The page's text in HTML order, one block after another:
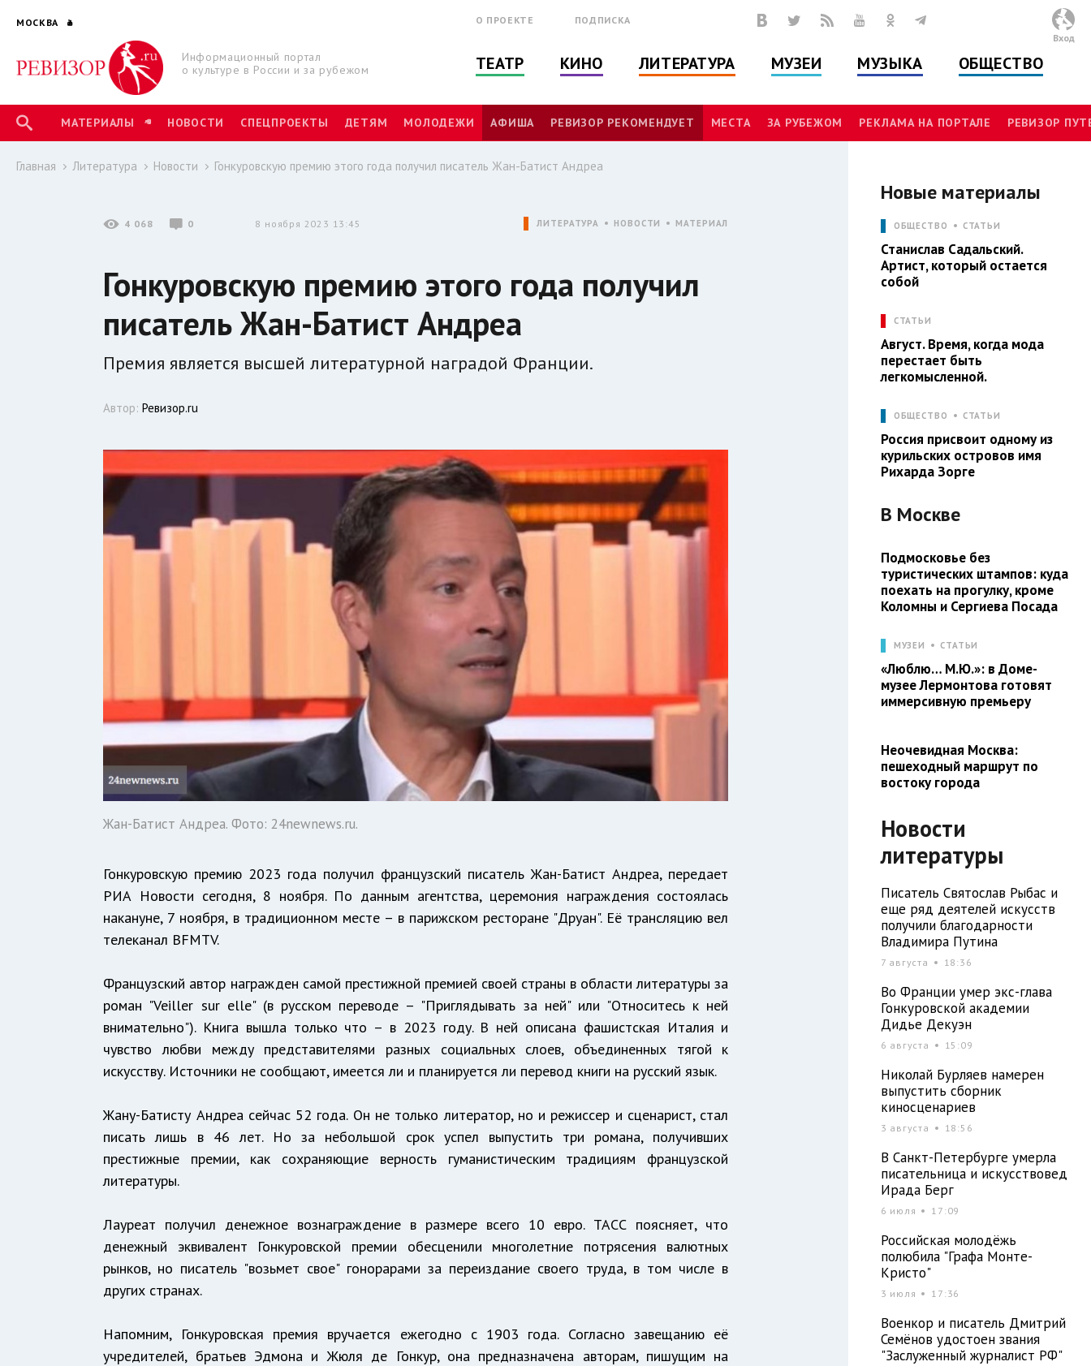
МОСКВА
Информационный портал
о культуре в России и за рубежом
О ПРОЕКТЕ ПОДПИСКА
ТЕАТР КИНО ЛИТЕРАТУРА МУЗЕИ МУЗЫКА ОБЩЕСТВО
Вход
МАТЕРИАЛЫ НОВОСТИ СПЕЦПРОЕКТЫ ДЕТЯМ МОЛОДЕЖИ АФИША РЕВИЗОР РЕКОМЕНДУЕТ МЕСТА ЗА РУБЕЖОМ РЕКЛАМА НА ПОРТАЛЕ РЕВИЗОР
Главная Литература Новости Гонкуровскую премию этого года получил писатель Жан-Батист Андреа
4 068 0 8 ноября 2023 13:45 ЛИТЕРАТУРА НОВОСТИ МАТЕРИАЛ
Гонкуровскую премию этого года получил
писатель Жан-Батист Андреа
Премия является высшей литературной наградой Франции.
Автор:Ревизор.ru
Жан-Батист Андреа. Фото: 24newnews.ru.
Гонкуровскую премию 2023 года получил французский писатель Жан-Батист Андреа, передает
РИА Новости сегодня, 8 ноября. По данным агентства, церемония награждения состоялась
накануне, 7 ноября, в традиционном месте – в парижском ресторане "Друан". Её трансляцию вел
телеканал BFMTV.
Французский автор награжден самой престижной премией своей страны в области литературы за
роман "Veiller sur elle" (в русском переводе – "Приглядывать за ней" или "Относитесь к ней
внимательно"). Книга вышла только что – в 2023 году. В ней описана фашистская Италия и
чувство любви между представителями разных социальных слоев, объединенных тягой к
искусству. Источники не сообщают, имеется ли и планируется ли перевод книги на русский язык.
Жану-Батисту Андреа сейчас 52 года. Он не только литератор, но и режиссер и сценарист, стал
писать лишь в 46 лет. Но за небольшой срок успел выпустить три романа, получивших
престижные премии, как сохраняющие верность гуманистическим традициям французской
литературы.
Лауреат получил денежное вознаграждение в размере всего 10 евро. ТАСС поясняет, что
денежный эквивалент Гонкуровской премии обесценили многолетние потрясения валютных
рынков, но писатель "возьмет свое" гонорарами за переиздание своего труда, в том числе в
других странах.
Напомним, Гонкуровская премия вручается ежегодно с 1903 года. Согласно завещанию её
учредителей, братьев Эдмона и Жюля де Гонкур, она предназначена авторам, пишущим на
Новые материалы
ОБЩЕСТВО СТАТЬИ
Станислав Садальский.
Артист, который остается
собой
СТАТЬИ
Август. Время, когда мода
перестает быть
легкомысленной.
ОБЩЕСТВО СТАТЬИ
Россия присвоит одному из
курильских островов имя
Рихарда Зорге
В Москве
Подмосковье без
туристических штампов: куда
поехать на прогулку, кроме
Коломны и Сергиева Посада
МУЗЕИ СТАТЬИ
«Люблю… М.Ю.»: в Доме-
музее Лермонтова готовят
иммерсивную премьеру
Неочевидная Москва:
пешеходный маршрут по
востоку города
Новости
литературы
Писатель Святослав Рыбас и
еще ряд деятелей искусств
получили благодарности
Владимира Путина
7 августа 18:36
Во Франции умер экс-глава
Гонкуровской академии
Дидье Декуэн
6 августа 15:09
Николай Бурляев намерен
выпустить сборник
киносценариев
3 августа 18:56
В Санкт-Петербурге умерла
писательница и искусствовед
Ирада Берг
6 июля 17:09
Российская молодёжь
полюбила "Графа Монте-
Кристо"
3 июля 17:36
Военкор и писатель Дмитрий
Семёнов удостоен звания
"Заслуженный журналист РФ"